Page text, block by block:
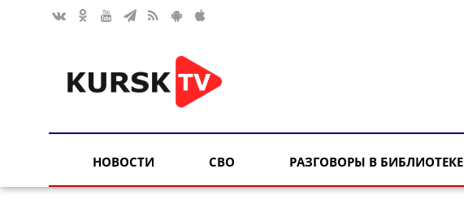
НОВОСТИ СВО РАЗГОВОРЫ В БИБЛИОТЕКЕ